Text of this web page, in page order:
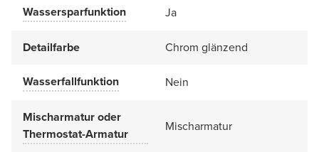
Wassersparfunktion Ja
Detailfarbe Chrom glänzend
Wasserfallfunktion Nein
Mischarmatur oder
Thermostat-Armatur
Mischarmatur